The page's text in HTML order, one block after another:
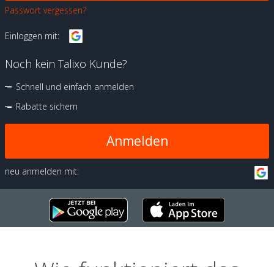
Passwort vergessen?
Einloggen mit:
Noch kein Talixo Kunde?
Schnell und einfach anmelden
Rabatte sichern
Anmelden
neu anmelden mit: